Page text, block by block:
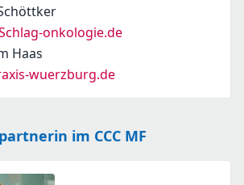
onkologie.de
Haas
wuerzburg.de
im CCC MF